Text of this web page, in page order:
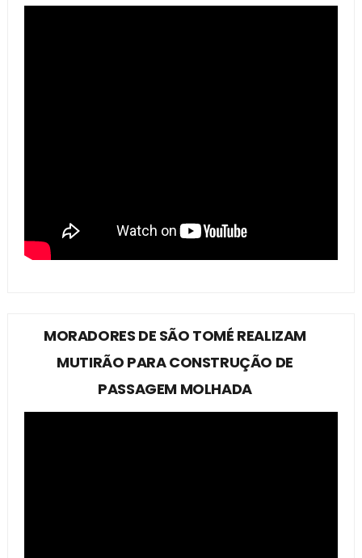
MORADORES DE SÃO TOMÉ REALIZAM
MUTIRÃO PARA CONSTRUÇÃO DE
PASSAGEM MOLHADA